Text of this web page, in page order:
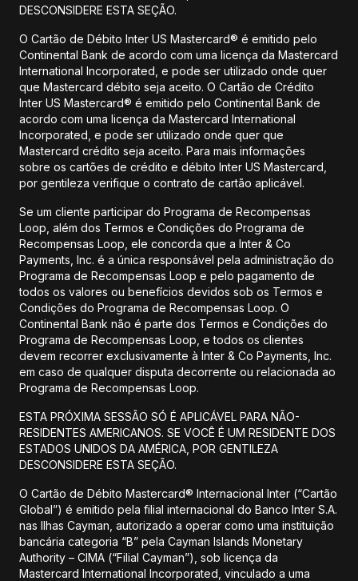
DESCONSIDERE ESTA SEÇÃO.
O Cartão de Débito Inter US Mastercard® é emitido pelo
Continental Bank de acordo com uma licença da Mastercard
International Incorporated, e pode ser utilizado onde quer
que Mastercard débito seja aceito. O Cartão de Crédito
Inter US Mastercard® é emitido pelo Continental Bank de
acordo com uma licença da Mastercard International
Incorporated, e pode ser utilizado onde quer que
Mastercard crédito seja aceito. Para mais informações
sobre os cartões de crédito e débito Inter US Mastercard,
por gentileza verifique o contrato de cartão aplicável.
Se um cliente participar do Programa de Recompensas
Loop, além dos Termos e Condições do Programa de
Recompensas Loop, ele concorda que a Inter & Co
Payments, Inc. é a única responsável pela administração do
Programa de Recompensas Loop e pelo pagamento de
todos os valores ou benefícios devidos sob os Termos e
Condições do Programa de Recompensas Loop. O
Continental Bank não é parte dos Termos e Condições do
Programa de Recompensas Loop, e todos os clientes
devem recorrer exclusivamente à Inter & Co Payments, Inc.
em caso de qualquer disputa decorrente ou relacionada ao
Programa de Recompensas Loop.
ESTA PRÓXIMA SESSÃO SÓ É APLICÁVEL PARA NÃO-
RESIDENTES AMERICANOS. SE VOCÊ É UM RESIDENTE DOS
ESTADOS UNIDOS DA AMÉRICA, POR GENTILEZA
DESCONSIDERE ESTA SEÇÃO.
O Cartão de Débito Mastercard® Internacional Inter (“Cartão
Global”) é emitido pela filial internacional do Banco Inter S.A.
nas Ilhas Cayman, autorizado a operar como uma instituição
bancária categoria “B” pela Cayman Islands Monetary
Authority – CIMA (“Filial Cayman”), sob licença da
Mastercard International Incorporated, vinculado a uma